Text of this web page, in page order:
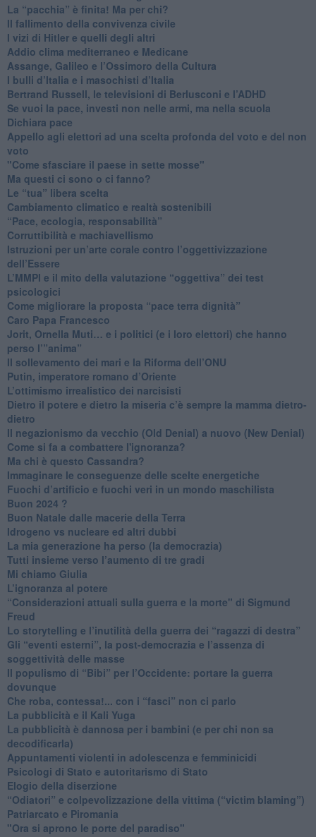
​La “pacchia” è finita! Ma per chi?
​Il fallimento della convivenza civile
​I vizi di Hitler e quelli degli altri
Addio clima mediterraneo e Medicane
​Assange, Galileo e l’Ossimoro della Cultura
​I bulli d’Italia e i masochisti d’Italia
​Bertrand Russell, le televisioni di Berlusconi e l’ADHD
​Se vuoi la pace, investi non nelle armi, ma nella scuola
​Dichiara pace
​Appello agli elettori ad una scelta profonda del voto e del non
voto
"Come sfasciare il paese in sette mosse"
​Ma questi ci sono o ci fanno?
​Le “tua” libera scelta
Cambiamento climatico e realtà sostenibili
“Pace, ecologia, responsabilità”
​Corruttibilità e machiavellismo
Istruzioni per un’arte corale contro l’oggettivizzazione
dell’Essere
​L’MMPI e il mito della valutazione “oggettiva” dei test
psicologici
Come migliorare la proposta “pace terra dignità”
Caro Papa Francesco
​Jorit, Ornella Muti… e i politici (e i loro elettori) che hanno
perso l’”anima”
​Il sollevamento dei mari e la Riforma dell’ONU
Putin, imperatore romano d’Oriente
​L’ottimismo irrealistico dei narcisisti
​Dietro il potere e dietro la miseria c’è sempre la mamma dietro-
dietro
Il negazionismo da vecchio (Old Denial) a nuovo (New Denial)
Come si fa a combattere l'ignoranza?
Ma chi è questo Cassandra?
Immaginare le conseguenze delle scelte energetiche
​Fuochi d’artificio e fuochi veri in un mondo maschilista
Buon 2024 ?
​Buon Natale dalle macerie della Terra
​Idrogeno vs nucleare ed altri dubbi
​La mia generazione ha perso (la democrazia)
​Tutti insieme verso l’aumento di tre gradi
Mi chiamo Giulia
L’ignoranza al potere
​“Considerazioni attuali sulla guerra e la morte" di Sigmund
Freud
​Lo storytelling e l’inutilità della guerra dei “ragazzi di destra”
​Gli “eventi esterni”, la post-democrazia e l’assenza di
soggettività delle masse
​Il populismo di “Bibi” per l’Occidente: portare la guerra
dovunque
​Che roba, contessa!... con i “fasci” non ci parlo
La pubblicità e il Kali Yuga
​La pubblicità è dannosa per i bambini (e per chi non sa
decodificarla)
​Appuntamenti violenti in adolescenza e femminicidi
​Psicologi di Stato e autoritarismo di Stato
Elogio della diserzione
“Odiatori” e colpevolizzazione della vittima (“victim blaming”)
​Patriarcato e Piromania
"Ora si aprono le porte del paradiso"